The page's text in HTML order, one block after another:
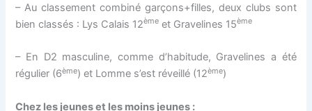
– Au classement combiné garçons+filles, deux clubs sont
bien classés : Lys Calais 12ème et Gravelines 15ème
– En D2 masculine, comme d’habitude, Gravelines a été
régulier (6ème) et Lomme s’est réveillé (12ème)
Chez les jeunes et les moins jeunes :